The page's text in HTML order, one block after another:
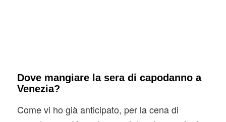
Dove mangiare la sera di capodanno a
Venezia?
Come vi ho già anticipato, per la cena di